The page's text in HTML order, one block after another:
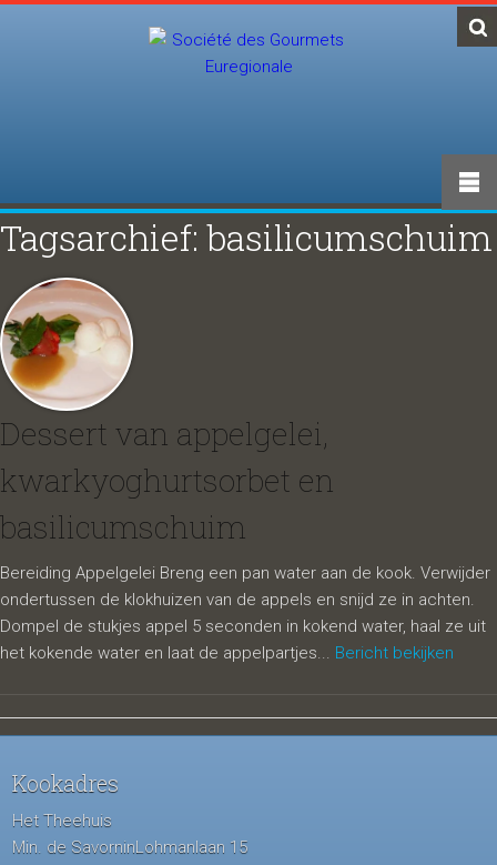
Tagsarchief: basilicumschuim
Dessert van appelgelei,
kwarkyoghurtsorbet en
basilicumschuim
Bereiding Appelgelei Breng een pan water aan de kook. Verwijder
ondertussen de klokhuizen van de appels en snijd ze in achten.
Dompel de stukjes appel 5 seconden in kokend water, haal ze uit
het kokende water en laat de appelpartjes... Bericht bekijken
Kookadres
Het Theehuis
Min. de SavorninLohmanlaan 15